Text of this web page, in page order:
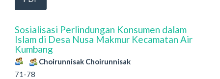
Sosialisasi Perlindungan Konsumen dalam
Islam di Desa Nusa Makmur Kecamatan Air
Kumbang
Choirunnisak Choirunnisak
71-78